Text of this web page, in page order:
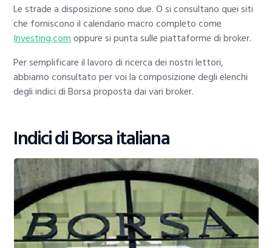
Le strade a disposizione sono due. O si consultano quei siti
che forniscono il calendario macro completo come
Investing.comoppure si punta sulle piattaforme di broker.
Per semplificare il lavoro di ricerca dei nostri lettori,
abbiamo consultato per voi la composizione degli elenchi
degli indici di Borsa proposta dai vari broker.
Indici di Borsa italiana